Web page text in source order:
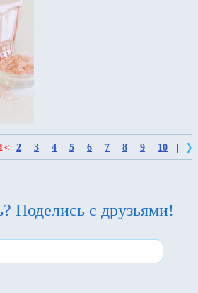
1< 2 3 4 5 6 7 8 9 10
Поделись с друзьями!